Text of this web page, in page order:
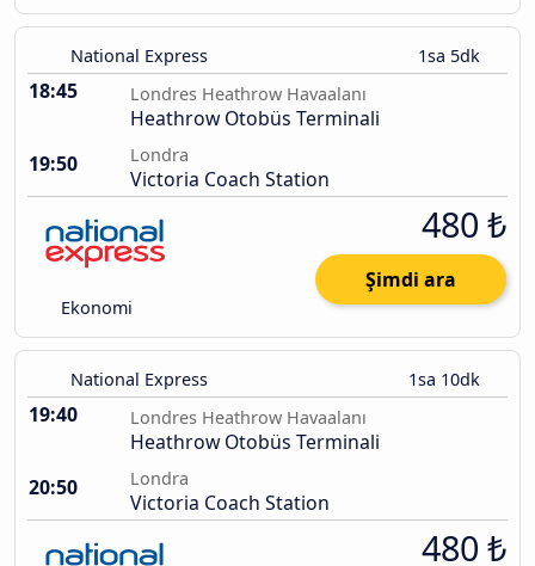
National Express 1sa 5dk
18:45 Londres Heathrow Havaalanı
Heathrow Otobüs Terminali
19:50
Londra
Victoria Coach Station
Ekonomi
480 ₺
Şimdi ara
National Express 1sa 10dk
19:40 Londres Heathrow Havaalanı
Heathrow Otobüs Terminali
20:50
Londra
Victoria Coach Station
480 ₺